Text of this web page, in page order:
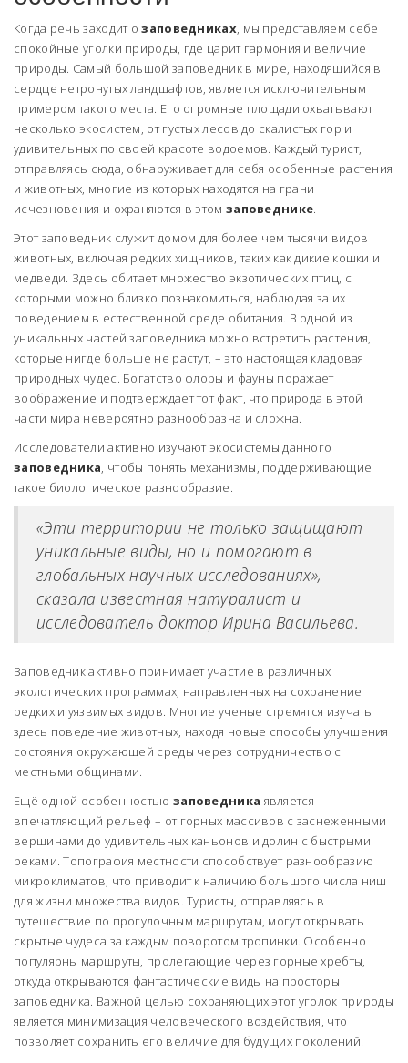
Когда речь заходит озаповедниках, мы представляем себе
спокойные уголки природы, где царит гармония и величие
природы. Самый большой заповедник в мире, находящийся в
сердце нетронутых ландшафтов, является исключительным
примером такого места. Его огромные площади охватывают
несколько экосистем, от густых лесов до скалистых гор и
удивительных по своей красоте водоемов. Каждый турист,
отправляясь сюда, обнаруживает для себя особенные растения
и животных, многие из которых находятся на грани
исчезновения и охраняются в этом заповеднике.
Этот заповедник служит домом для более чем тысячи видов
животных, включая редких хищников, таких как дикие кошки и
медведи. Здесь обитает множество экзотических птиц, с
которыми можно близко познакомиться, наблюдая за их
поведением в естественной среде обитания. В одной из
уникальных частей заповедника можно встретить растения,
которые нигде больше не растут, – это настоящая кладовая
природных чудес. Богатство флоры и фауны поражает
воображение и подтверждает тот факт, что природа в этой
части мира невероятно разнообразна и сложна.
Исследователи активно изучают экосистемы данного
заповедника, чтобы понять механизмы, поддерживающие
такое биологическое разнообразие.
«Эти территории не только защищают
уникальные виды, но и помогают в
глобальных научных исследованиях», —
сказала известная натуралист и
исследователь доктор Ирина Васильева.
Заповедник активно принимает участие в различных
экологических программах, направленных на сохранение
редких и уязвимых видов. Многие ученые стремятся изучать
здесь поведение животных, находя новые способы улучшения
состояния окружающей среды через сотрудничество с
местными общинами.
Ещё одной особенностью заповедника является
впечатляющий рельеф – от горных массивов с заснеженными
вершинами до удивительных каньонов и долин с быстрыми
реками. Топография местности способствует разнообразию
микроклиматов, что приводит к наличию большого числа ниш
для жизни множества видов. Туристы, отправляясь в
путешествие по прогулочным маршрутам, могут открывать
скрытые чудеса за каждым поворотом тропинки. Особенно
популярны маршруты, пролегающие через горные хребты,
откуда открываются фантастические виды на просторы
заповедника. Важной целью сохраняющих этот уголок природы
является минимизация человеческого воздействия, что
позволяет сохранить его величие для будущих поколений.